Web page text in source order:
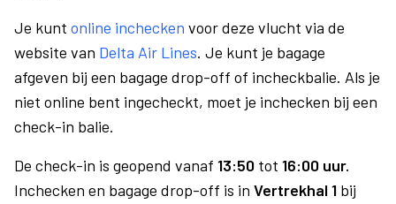
Je kunt online inchecken voor deze vlucht via de
website van Delta Air Lines. Je kunt je bagage
afgeven bij een bagage drop-off of incheckbalie. Als je
niet online bent ingecheckt, moet je inchecken bij een
check-in balie.
De check-in is geopend vanaf 13:50 tot 16:00 uur.
Inchecken en bagage drop-off is in Vertrekhal 1 bij